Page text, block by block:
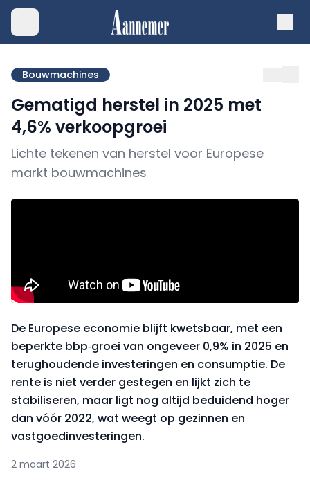
Bouwmachines
Gematigd herstel in 2025 met
4,6% verkoopgroei
Lichte tekenen van herstel voor Europese
markt bouwmachines
De Europese economie blijft kwetsbaar, met een
beperkte bbp‑groei van ongeveer 0,9% in 2025 en
terughoudende investeringen en consumptie. De
rente is niet verder gestegen en lijkt zich te
stabiliseren, maar ligt nog altijd beduidend hoger
dan vóór 2022, wat weegt op gezinnen en
vastgoedinvesteringen.
2 maart 2026